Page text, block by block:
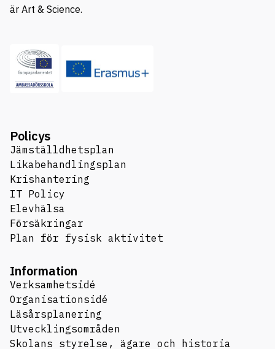
är Art & Science.
Policys
Jämställdhetsplan
Likabehandlingsplan
Krishantering
IT Policy
Elevhälsa
Försäkringar
Plan för fysisk aktivitet
Information
Verksamhetsidé
Organisationsidé
Läsårsplanering
Utvecklingsområden
Skolans styrelse, ägare och historia